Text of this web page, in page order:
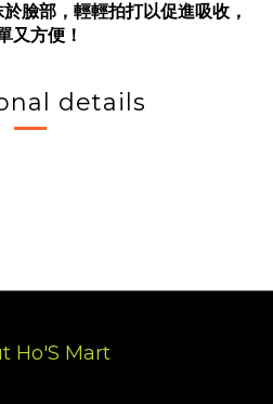
臉部，輕輕拍打以促進吸收，
又方便！
details
Ho'S Mart